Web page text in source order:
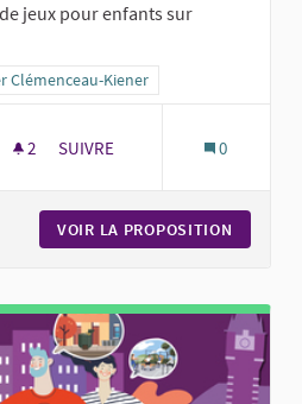
jeux pour enfants sur
: Cadre de vie
résultats pour le secteur : Quartier
Clémenceau-Kiener
2 2 ABONNÉS
SUIVRE 0
VOIR LA PROPOSITION